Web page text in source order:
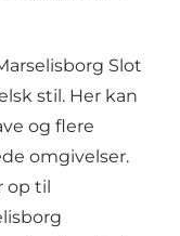
Slot
stil. Her kan
og flere
omgivelser.
til